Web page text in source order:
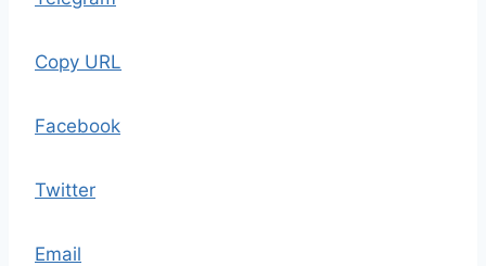
Copy URL
Facebook
Twitter
Email